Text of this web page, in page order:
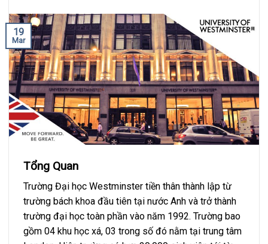
19
Mar
Tổng Quan
Trường Đại học Westminster tiền thân thành lập từ
trường bách khoa đầu tiên tại nước Anh và trở thành
trường đại học toàn phần vào năm 1992. Trường bao
gồm 04 khu học xá, 03 trong số đó nằm tại trung tâm